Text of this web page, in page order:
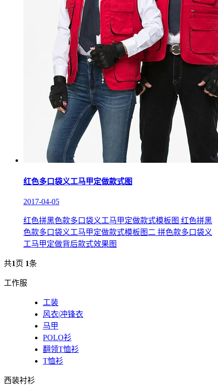
红色多口袋义工马甲定做款式图
2017-04-05
红色拼黑色款多口袋义工马甲定做款式模板图 红色拼黑
色款多口袋义工马甲定做款式模板图二 拼色款多口袋义
工马甲定做背后款式效果图
共1页 1条
工作服
工装
风衣|冲锋衣
马甲
POLO衫
翻领T恤衫
T恤衫
西装衬衫